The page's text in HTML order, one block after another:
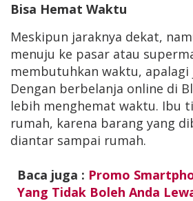
Bisa Hemat Waktu
Meskipun jaraknya dekat,
menuju ke pasar atau
membutuhkan waktu, apalagi
Dengan berbelanja online di
lebih menghemat waktu. Ibu
rumah, karena barang yang
diantar sampai rumah.
Baca juga : Promo
Yang Tidak Boleh Anda